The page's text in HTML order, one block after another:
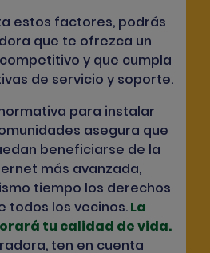
estos factores, podrás
que te ofrezca un
y que cumpla
de servicio y soporte.
para instalar
asegura que
beneficiarse de la
más avanzada,
tiempo los derechos
todos los vecinos.La
tu calidad de vida.
ten en cuenta